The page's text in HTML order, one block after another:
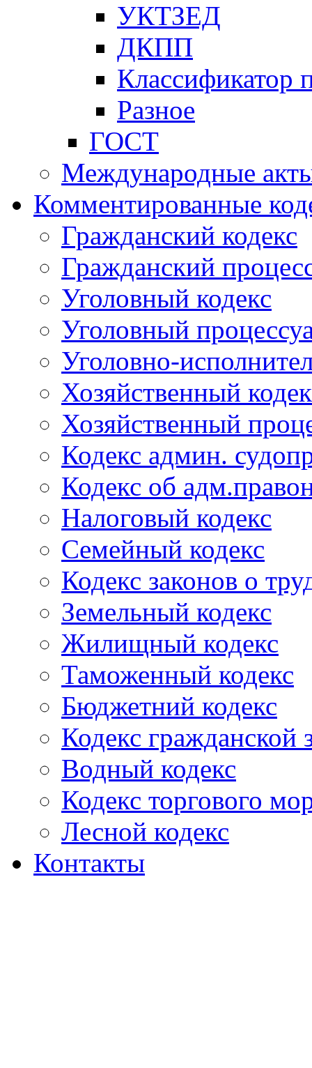
УКТЗЕД
ДКПП
Классификатор
Разное
ГОСТ
Международные
Комментированные
Гражданский кодекс
Гражданский
Уголовный кодекс
Уголовный
Уголовно-
Хозяйственный
Хозяйственный
Кодекс админ.
Кодекс об
Налоговый кодекс
Семейный кодекс
Кодекс законов о
Земельный кодекс
Жилищный кодекс
Таможенный кодекс
Бюджетний кодекс
Кодекс гражданской
Водный кодекс
Кодекс торгового
Лесной кодекс
Контакты